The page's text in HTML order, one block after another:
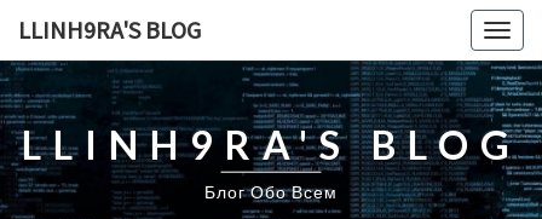
LLINH9RA'S BLOG
LLINH9RA'S BLOG
Блог Обо Всем